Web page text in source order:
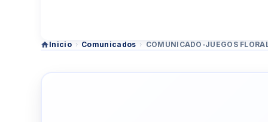
Inicio › Comunicados › COMUNICADO-JUEGOS